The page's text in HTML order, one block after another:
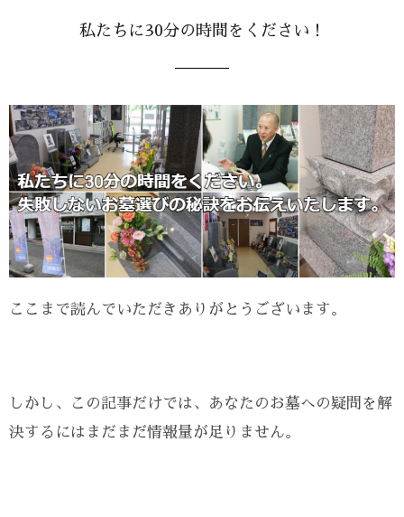
私たちに30分の時間をください！
ここまで読んでいただきありがとうございます。
しかし、この記事だけでは、あなたのお墓への疑問を解
決するにはまだまだ情報量が足りません。